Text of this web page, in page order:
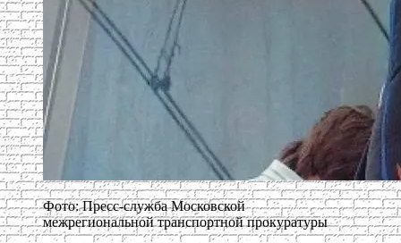
Фото: Пресс-служба Московской
межрегиональной транспортной прокуратуры